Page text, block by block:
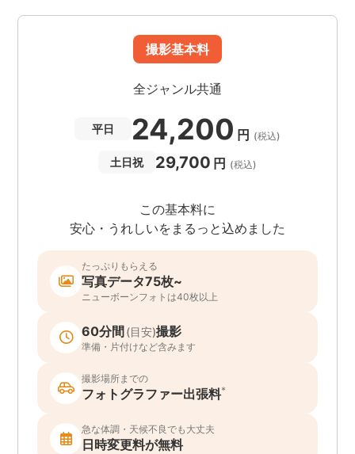
撮影基本料
全ジャンル共通
平日 24,200 円 (税込)
土日祝 29,700 円 (税込)
この基本料に
安心・うれしいをまるっと込めました
たっぷりもらえる
写真データ75枚~
ニューボーンフォトは40枚以上
60分間 (目安)撮影
準備・片付けなど含みます
撮影場所までの
フォトグラファー出張料*
急な体調・天候不良でも大丈夫
日時変更料が無料